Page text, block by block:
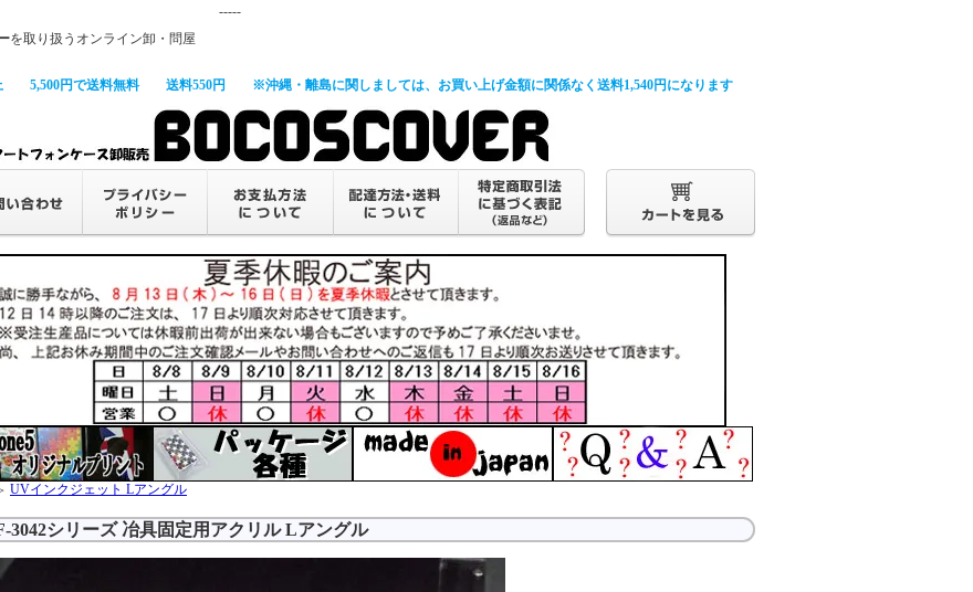
-----
を取り扱うオンライン卸・問屋
5,500円で送料無料 送料550円 ※沖縄・離島に関しましては、お買い上げ金額に関係なく送料1,540円になります
UVインクジェット Lアングル
3042シリーズ 冶具固定用アクリル Lアングル